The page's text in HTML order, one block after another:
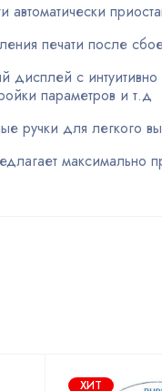
автоматически
печати после
дисплей с
параметров и т.д
ручки для легкого
максимально
ХИТ